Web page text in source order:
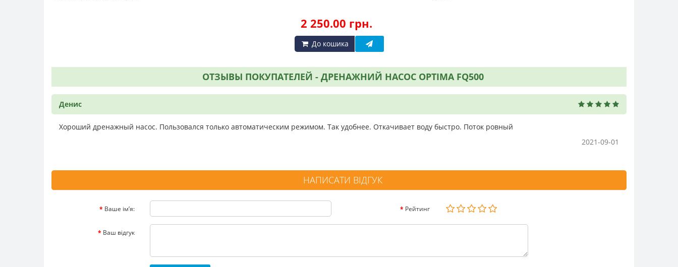
2 250.00 грн.
До кошика
ОТЗЫВЫ ПОКУПАТЕЛЕЙ - ДРЕНАЖНИЙ НАСОС OPTIMA FQ500
Денис
Хороший дренажный насос. Пользовался только автоматическим режимом. Так удобнее. Откачивает воду быстро. Поток ровный
2021-09-01
НАПИСАТИ ВІДГУК
Ваше ім’я: Рейтинг
Ваш відгук